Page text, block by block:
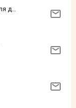
ДАНИЭЛЛА (итальянские бренды для детей и взрослых)